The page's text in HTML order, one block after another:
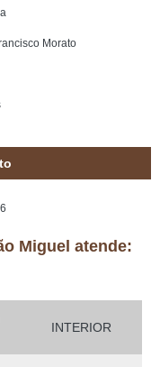
Morato
Miguel atende:
INTERIOR